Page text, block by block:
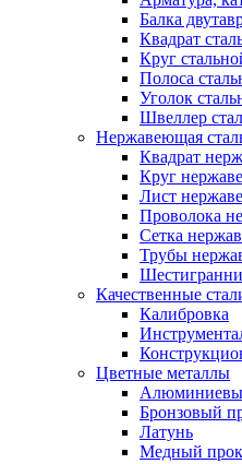
Балка
Квадрат
Круг
Полоса
Уголок
Швеллер
Нержавеющая
Квадрат
Круг
Лист
Проволока
Сетка
Трубы
Качественные
Калибровка
Цветные металлы
Бронзовый
Латунь
Медный